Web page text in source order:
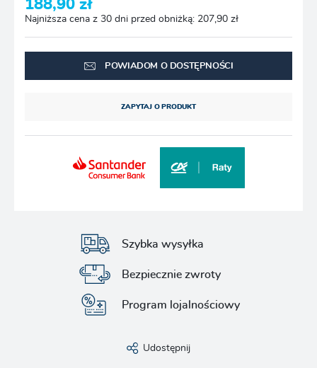
188,90 zł
Najniższa cena z 30 dni przed obniżką: 207,90 zł
POWIADOM O DOSTĘPNOŚCI
ZAPYTAJ O PRODUKT
Szybka wysyłka
Bezpiecznie zwroty
Program lojalnościowy
Udostępnij